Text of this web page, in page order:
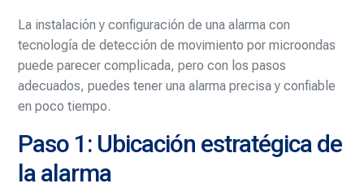
La instalación y configuración de una alarma con
tecnología de detección de movimiento por microondas
puede parecer complicada, pero con los pasos
adecuados, puedes tener una alarma precisa y confiable
en poco tiempo.
Paso 1: Ubicación estratégica de
la alarma